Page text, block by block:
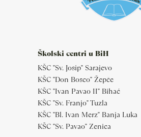
Školski centri u BiH
KŠC "Sv. Josip" Sarajevo
KŠC "Don Bosco" Žepče
KŠC "Ivan Pavao II" Bihać
KŠC "Sv. Franjo" Tuzla
KŠC "Bl. Ivan Merz" Banja Luka
KŠC "Sv. Pavao" Zenica